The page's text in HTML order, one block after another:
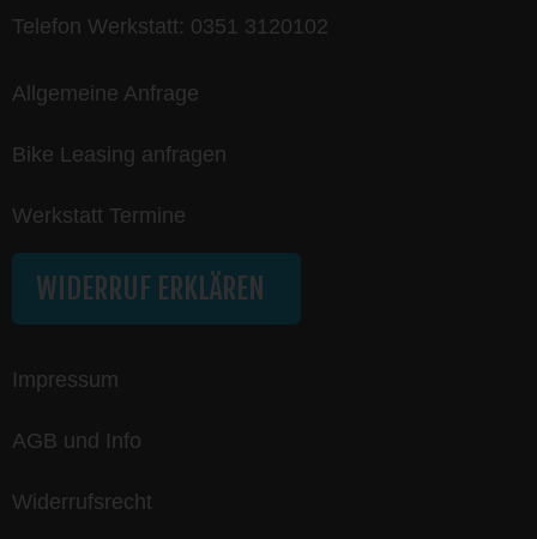
Telefon Werkstatt: 0351 3120102
Allgemeine Anfrage
Bike Leasing anfragen
Werkstatt Termine
WIDERRUF ERKLÄREN
Impressum
AGB und Info
Widerrufsrecht